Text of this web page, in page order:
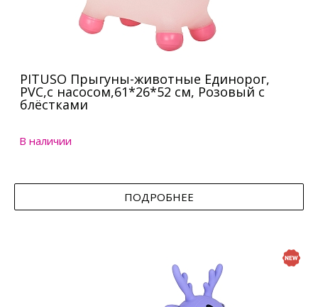
PITUSO Прыгуны-животные Единорог,
PVC,с насосом,61*26*52 см, Розовый с
блёстками
В наличии
ПОДРОБНЕЕ